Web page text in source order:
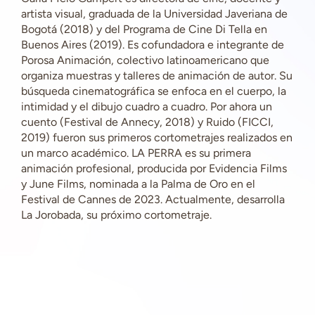
artista visual, graduada de la Universidad Javeriana de
Bogotá (2018) y del Programa de Cine Di Tella en
Buenos Aires (2019). Es cofundadora e integrante de
Porosa Animación, colectivo latinoamericano que
organiza muestras y talleres de animación de autor. Su
búsqueda cinematográfica se enfoca en el cuerpo, la
intimidad y el dibujo cuadro a cuadro. Por ahora un
cuento (Festival de Annecy, 2018) y Ruido (FICCI,
2019) fueron sus primeros cortometrajes realizados en
un marco académico. LA PERRA es su primera
animación profesional, producida por Evidencia Films
y June Films, nominada a la Palma de Oro en el
Festival de Cannes de 2023. Actualmente, desarrolla
La Jorobada, su próximo cortometraje.